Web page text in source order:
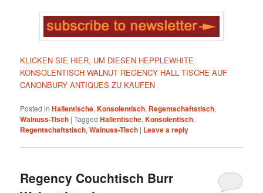
KLICKEN SIE HIER, UM DIESEN HEPPLEWHITE
KONSOLENTISCH WALNUT REGENCY HALL TISCHE AUF
CANONBURY ANTIQUES ZU KAUFEN
Posted in Hallentische,Konsolentisch, Regentschaftstisch,
Walnuss-Tisch |Tagged Hallentische,Konsolentisch,
Regentschaftstisch,Walnuss-Tisch | Leave a reply
Regency Couchtisch Burr